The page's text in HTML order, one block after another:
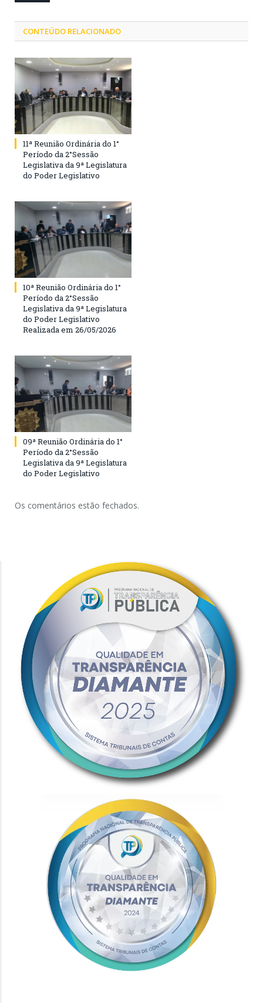
CONTEÚDO RELACIONADO
11ª Reunião Ordinária do 1°
Período da 2°Sessão
Legislativa da 9ª Legislatura
do Poder Legislativo
10ª Reunião Ordinária do 1°
Período da 2°Sessão
Legislativa da 9ª Legislatura
do Poder Legislativo
Realizada em 26/05/2026
09ª Reunião Ordinária do 1°
Período da 2°Sessão
Legislativa da 9ª Legislatura
do Poder Legislativo
Os comentários estão fechados.